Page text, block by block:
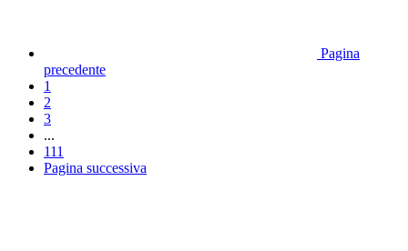
Pagina
precedente
1
2
3
...
111
Pagina successiva